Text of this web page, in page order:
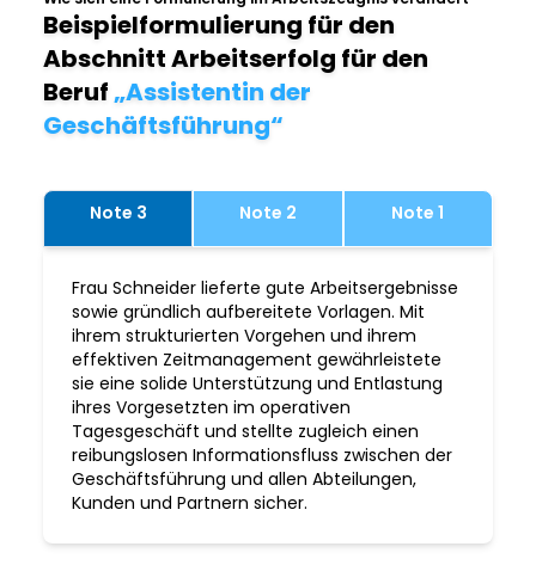
Beispielformulierung für den
Abschnitt Arbeitserfolg für den
Beruf„Assistentin der
Geschäftsführung“
Note 3 Note 2 Note 1
Frau Schneider lieferte gute Arbeitsergebnisse
sowie gründlich aufbereitete Vorlagen. Mit
ihrem strukturierten Vorgehen und ihrem
effektiven Zeitmanagement gewährleistete
sie eine solide Unterstützung und Entlastung
ihres Vorgesetzten im operativen
Tagesgeschäft und stellte zugleich einen
reibungslosen Informationsfluss zwischen der
Geschäftsführung und allen Abteilungen,
Kunden und Partnern sicher.